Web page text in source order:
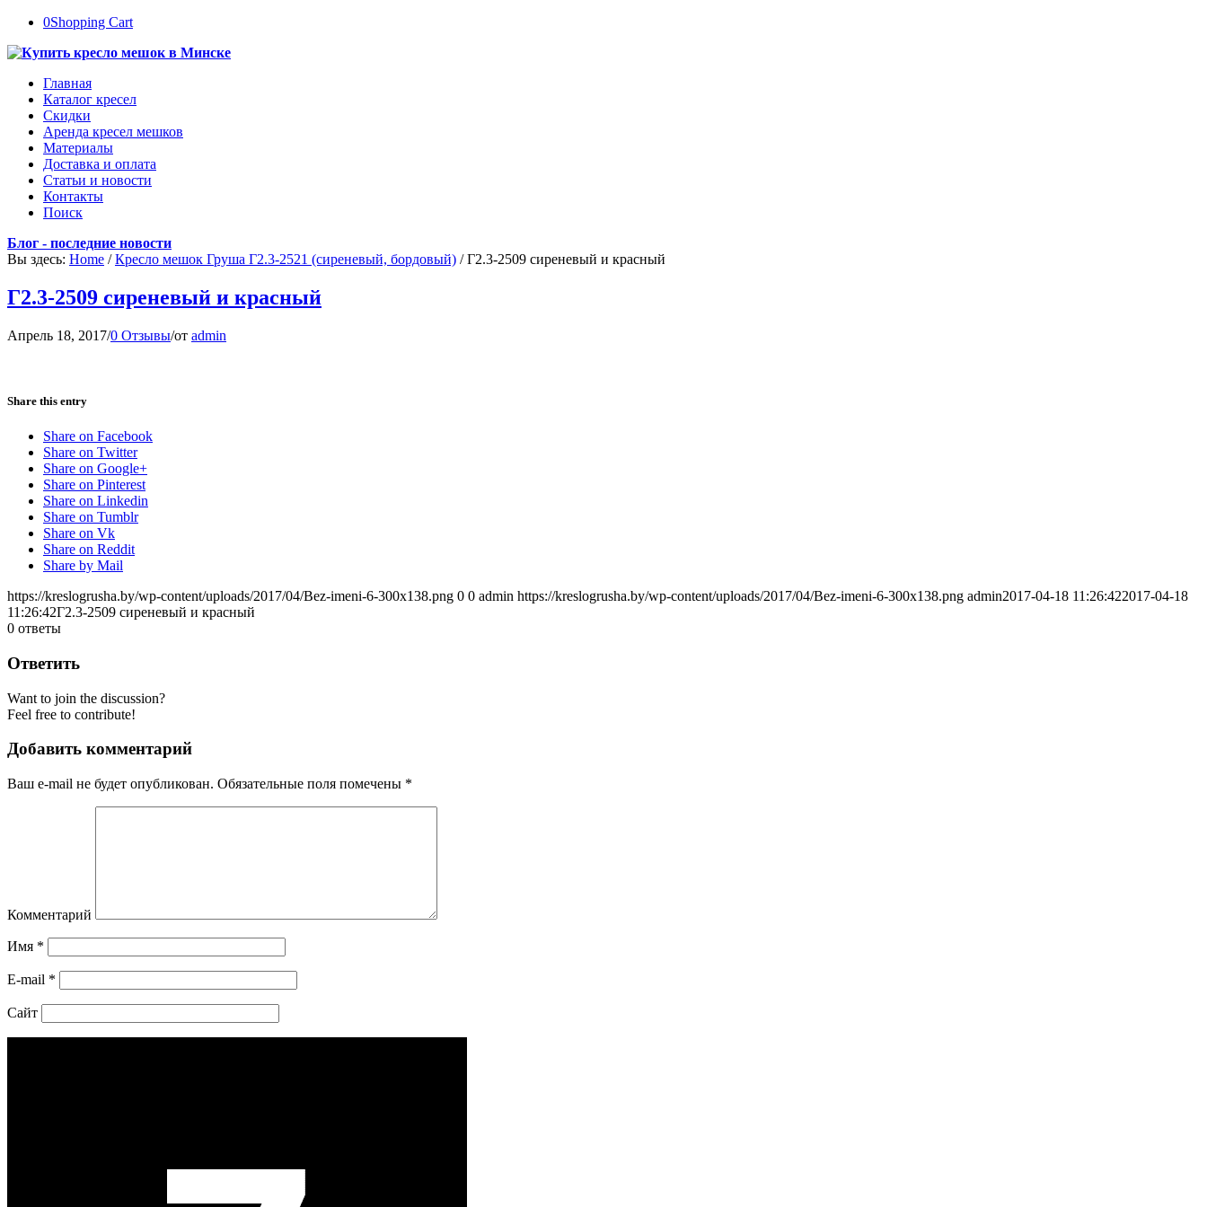
0Shopping Cart
Главная
Каталог кресел
Скидки
Аренда кресел мешков
Материалы
Доставка и оплата
Статьи и новости
Контакты
Поиск
Блог - последние новости
Вы здесь: Home / Кресло мешок Груша Г2.3-2521 (сиреневый, бордовый) / Г2.3-2509 сиреневый и красный
Г2.3-2509 сиреневый и красный
Апрель 18, 2017/0 Отзывы/от admin
Share this entry
Share on Facebook
Share on Twitter
Share on Google+
Share on Pinterest
Share on Linkedin
Share on Tumblr
Share on Vk
Share on Reddit
Share by Mail
https://kreslogrusha.by/wp-content/uploads/2017/04/Bez-imeni-6-300x138.png 0 0 admin https://kreslogrusha.by/wp-content/uploads/2017/04/Bez-imeni-6-300x138.png admin2017-04-18 11:26:422017-04-18
11:26:42Г2.3-2509 сиреневый и красный
0 ответы
Ответить
Want to join the discussion?
Feel free to contribute!
Добавить комментарий
Ваш e-mail не будет опубликован. Обязательные поля помечены *
Комментарий
Имя *
E-mail *
Сайт